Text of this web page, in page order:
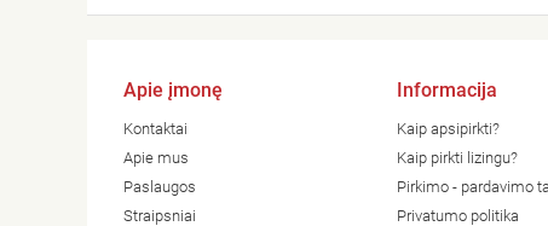
Apie įmonę
Kontaktai
Apie mus
Paslaugos
Straipsniai
Informacija
Kaip apsipirkti?
Kaip pirkti lizingu?
Pirkimo - pardavimo
Privatumo politika